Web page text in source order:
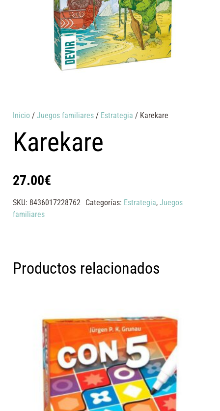
Inicio /Juegos familiares / Estrategia / Karekare
Karekare
27.00€
SKU: 8436017228762 Categorías: Estrategia, Juegos
familiares
Productos relacionados